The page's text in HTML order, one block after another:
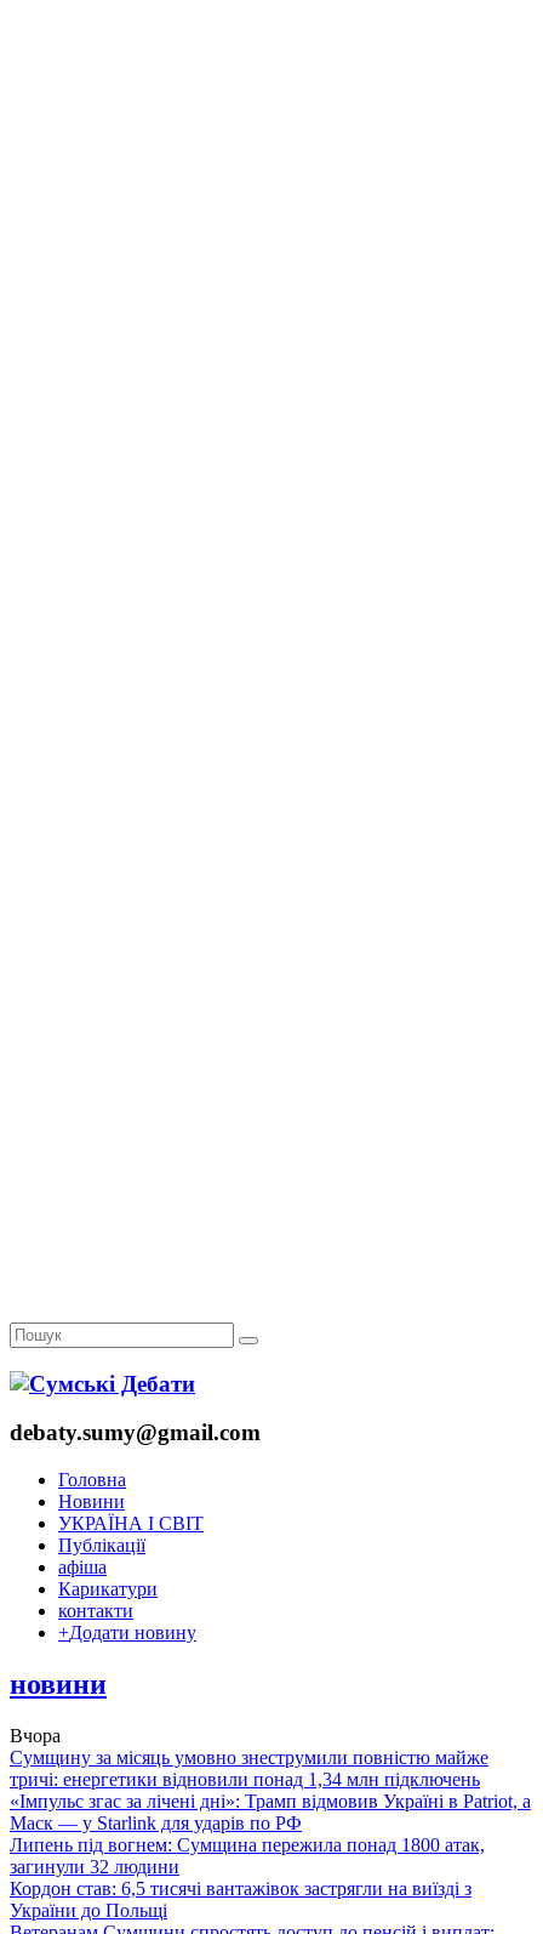
debaty.sumy@gmail.com
Головна
Новини
УКРАЇНА І СВІТ
Публікації
афіша
Карикатури
контакти
+Додати новину
новини
Вчора
Сумщину за місяць умовно знеструмили повністю майже
тричі: енергетики відновили понад 1,34 млн підключень
«Імпульс згас за лічені дні»: Трамп відмовив Україні в Patriot, а
Маск — у Starlink для ударів по РФ
Липень під вогнем: Сумщина пережила понад 1800 атак,
загинули 32 людини
Кордон став: 6,5 тисячі вантажівок застрягли на виїзді з
України до Польщі